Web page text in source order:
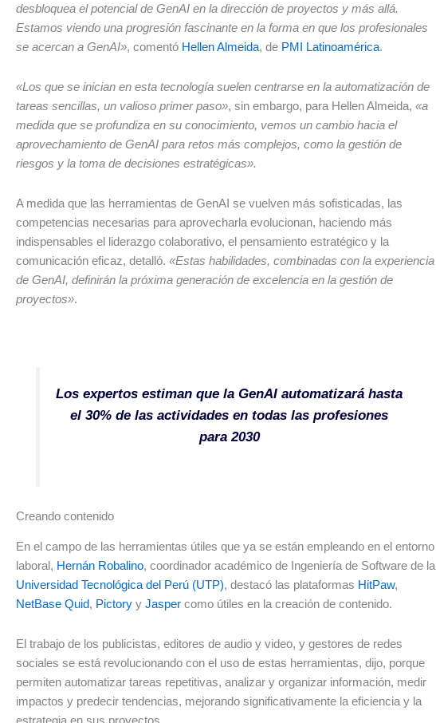
desbloquea el potencial de GenAI en la dirección de proyectos y más allá.
Estamos viendo una progresión fascinante en la forma en que los profesionales
se acercan a GenAI», comentó Hellen Almeida, de PMI Latinoamérica.
«Los que se inician en esta tecnología suelen centrarse en la automatización de
tareas sencillas, un valioso primer paso», sin embargo, para Hellen Almeida, «a
medida que se profundiza en su conocimiento, vemos un cambio hacia el
aprovechamiento de GenAI para retos más complejos, como la gestión de
riesgos y la toma de decisiones estratégicas».
A medida que las herramientas de GenAI se vuelven más sofisticadas, las
competencias necesarias para aprovecharla evolucionan, haciendo más
indispensables el liderazgo colaborativo, el pensamiento estratégico y la
comunicación eficaz, detalló. «Estas habilidades, combinadas con la experiencia
de GenAI, definirán la próxima generación de excelencia en la gestión de
proyectos».
Los expertos estiman que la GenAI automatizará hasta
el 30% de las actividades en todas las profesiones
para 2030
Creando contenido
En el campo de las herramientas útiles que ya se están empleando en el entorno
laboral, Hernán Robalino, coordinador académico de Ingeniería de Software de la
Universidad Tecnológica del Perú (UTP), destacó las plataformas HitPaw,
NetBase Quid, Pictory y Jasper como útiles en la creación de contenido.
El trabajo de los publicistas, editores de audio y video, y gestores de redes
sociales se está revolucionando con el uso de estas herramientas, dijo, porque
permiten automatizar tareas repetitivas, analizar y organizar información, medir
impactos y predecir tendencias, mejorando significativamente la eficiencia y la